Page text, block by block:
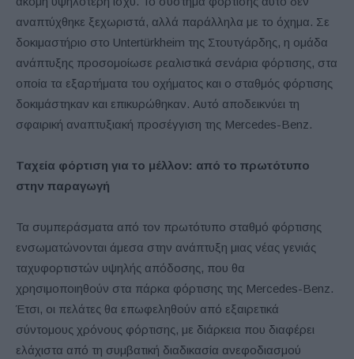
αναπτύχθηκε ξεχωριστά, αλλά παράλληλα με το όχημα. Σε
δοκιμαστήριο στο Untertürkheim της Στουτγάρδης, η ομάδα
ανάπτυξης προσομοίωσε ρεαλιστικά σενάρια φόρτισης, στα
οποία τα εξαρτήματα του οχήματος και ο σταθμός φόρτισης
δοκιμάστηκαν και επικυρώθηκαν. Αυτό αποδεικνύει τη
σφαιρική αναπτυξιακή προσέγγιση της Mercedes-Benz.
Ταχεία φόρτιση για το μέλλον: από το πρωτότυπο
στην παραγωγή
Τα συμπεράσματα από τον πρωτότυπο σταθμό φόρτισης
ενσωματώνονται άμεσα στην ανάπτυξη μιας νέας γενιάς
ταχυφορτιστών υψηλής απόδοσης, που θα
χρησιμοποιηθούν στα πάρκα φόρτισης της Mercedes-Benz.
Έτσι, οι πελάτες θα επωφεληθούν από εξαιρετικά
σύντομους χρόνους φόρτισης, με διάρκεια που διαφέρει
ελάχιστα από τη συμβατική διαδικασία ανεφοδιασμού